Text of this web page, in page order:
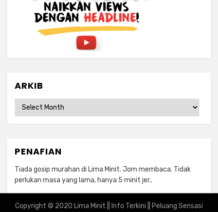
ARKIB
ARKIB
PENAFIAN
Tiada gosip murahan di Lima Minit. Jom membaca. Tidak
perlukan masa yang lama, hanya 5 minit jer..
Copyright © 2020 Lima Minit || Info Terkini || Peluang Sensasi